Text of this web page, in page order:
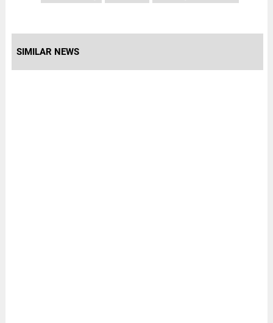
SIMILAR NEWS